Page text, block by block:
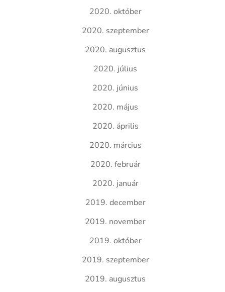
2020. október
2020. szeptember
2020. augusztus
2020. július
2020. június
2020. május
2020. április
2020. március
2020. február
2020. január
2019. december
2019. november
2019. október
2019. szeptember
2019. augusztus